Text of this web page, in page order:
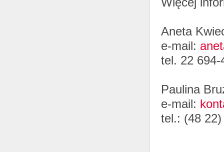
Aneta
e-mail:
tel. 22 694-
Paulina
e-mail:
tel.: (48